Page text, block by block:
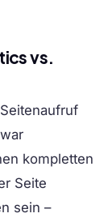
vs.
kompletten
Seite
sein –